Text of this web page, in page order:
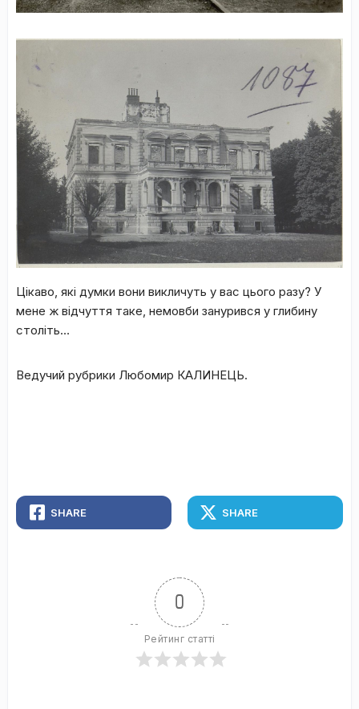
Цікаво, які думки вони викличуть у вас цього разу? У
мене ж відчуття таке, немовби занурився у глибину
століть…
Ведучий рубрики Любомир КАЛИНЕЦЬ.
SHARE SHARE
0
Рейтинг статті